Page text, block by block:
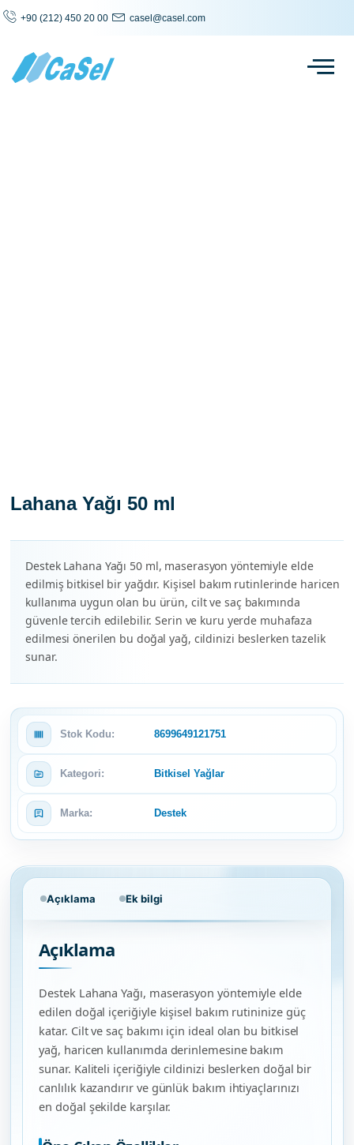
+90 (212) 450 20 00 casel@casel.com
Lahana Yağı 50 ml
Destek Lahana Yağı 50 ml, maserasyon yöntemiyle elde
edilmiş bitkisel bir yağdır. Kişisel bakım rutinlerinde haricen
kullanıma uygun olan bu ürün, cilt ve saç bakımında
güvenle tercih edilebilir. Serin ve kuru yerde muhafaza
edilmesi önerilen bu doğal yağ, cildinizi beslerken tazelik
sunar.
Stok Kodu: 8699649121751
Kategori: Bitkisel Yağlar
Marka: Destek
Açıklama Ek bilgi
Açıklama
Destek Lahana Yağı, maserasyon yöntemiyle elde
edilen doğal içeriğiyle kişisel bakım rutininize güç
katar. Cilt ve saç bakımı için ideal olan bu bitkisel
yağ, haricen kullanımda derinlemesine bakım
sunar. Kaliteli içeriğiyle cildinizi beslerken doğal bir
canlılık kazandırır ve günlük bakım ihtiyaçlarınızı
en doğal şekilde karşılar.